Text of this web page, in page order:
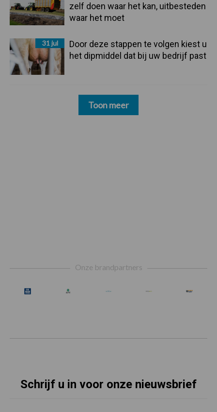
zelf doen waar het kan, uitbesteden
waar het moet
31 jul
Door deze stappen te volgen kiest u
het dipmiddel dat bij uw bedrijf past
Toon meer
Onze brandpartners
Schrijf u in voor onze nieuwsbrief